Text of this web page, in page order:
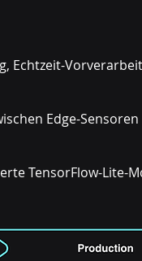
Echtzeit-
Edge-
TensorFlow-Lite-